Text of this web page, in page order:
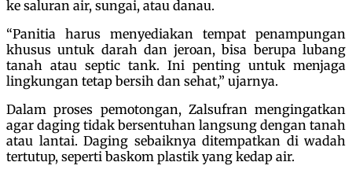
ke saluran air, sungai, atau danau.
“Panitia harus menyediakan tempat penampungan
khusus untuk darah dan jeroan, bisa berupa lubang
tanah atau septic tank. Ini penting untuk menjaga
lingkungan tetap bersih dan sehat,” ujarnya.
Dalam proses pemotongan, Zalsufran mengingatkan
agar daging tidak bersentuhan langsung dengan tanah
atau lantai. Daging sebaiknya ditempatkan di wadah
tertutup, seperti baskom plastik yang kedap air.